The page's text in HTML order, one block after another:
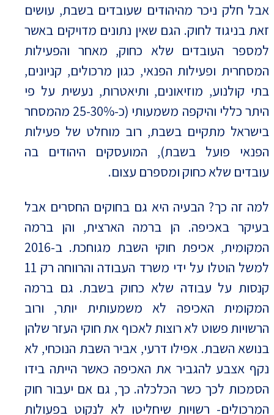
אבל חלק ניכר מהיהודים שעובדים בשבת, עושים
זאת בניגוד לחוק. הגם שאין נתונים מדויקים באשר
למספר העובדים שלא כחוק, מאחר והפעילות
המסחרית ופעילות הפנאי, כגון מרכולים, קניונים,
בתי קולנוע, מוזיאונים, ותיאטרות, נעשית על פי
היתר כללי והיקפה משמעותי (כ-25-30% מהמסחר
בישראל מתקיים בשבת, רוב מוחלט של פעילות
הפנאי פועל בשבת), המועסקים היהודים בה
עובדים שלא כחוק ומספרם עצום.
למה זה כך? הבעיה היא גם בחוקים החסרים אבל
בעיקר באכיפה. הן ברמה הארצית, והן ברמה
המקומית, אכיפת חוקי השבת מגוחכת. ב-2016
למשל הוטלו על ידי משרד העבודה והרווחה רק 11
קנסות על עבודה שלא כחוק בשבת. גם ברמה
המקומית האכיפה לא משמעותית יותר, ורוב
הרשויות פשוט לא רוצות לאכוף את חוקי העזר שלהן
בנושא השבת. אפילו דרעי, אביר השבת הנוכחי, לא
נקף אצבע להגביר את האכיפה כאשר הייתה בידו
הסמכות לכך כשר הכלכלה. כך, גם אם יעבור חוק
המרכולים- רשויות שיחליטו לא לנקוט בפעולות